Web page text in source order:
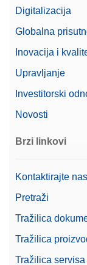
Digitalizacija
Globalna
Inovacija i
Upravljanje
Investitorski
Novosti
Brzi linkovi
Kontaktirajte nas
Pretraži
Tražilica
Tražilica
Tražilica servisa